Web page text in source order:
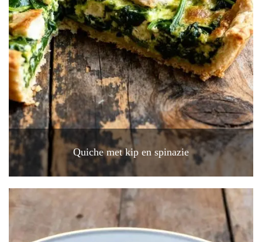
Quiche met kip en spinazie